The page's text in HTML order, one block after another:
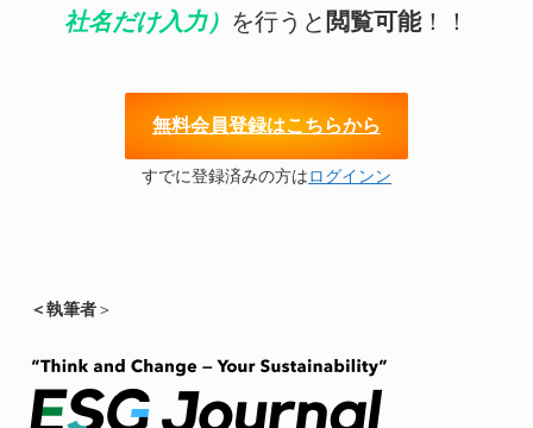
社名だけ入力） を行うと 閲覧可能！！
無料会員登録はこちらから
すでに登録済みの方はログインン
＜執筆者＞